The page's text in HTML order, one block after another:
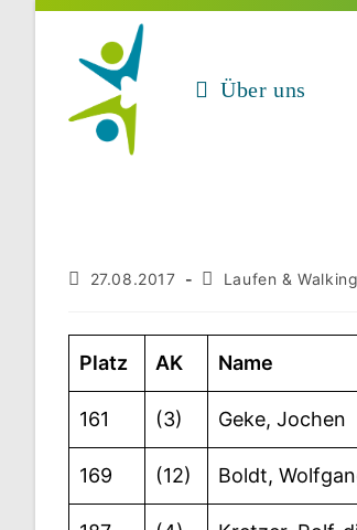
Über uns
Beitrag
27.08.2017
Beitrags-
Laufen & Walking
Platz AK Name
161 (3) Geke, Jochen
169 (12) Boldt,